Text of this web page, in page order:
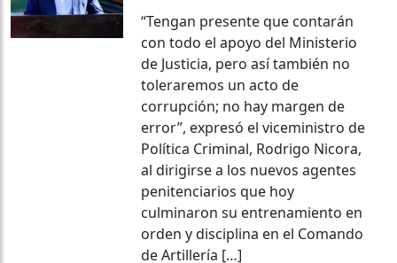
“Tengan presente que contarán
con todo el apoyo del Ministerio
de Justicia, pero así también no
toleraremos un acto de
corrupción; no hay margen de
error”, expresó el viceministro de
Política Criminal, Rodrigo Nicora,
al dirigirse a los nuevos agentes
penitenciarios que hoy
culminaron su entrenamiento en
orden y disciplina en el Comando
de Artillería […]